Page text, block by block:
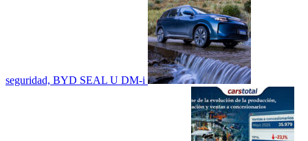
seguridad, BYD SEAL U DM-i